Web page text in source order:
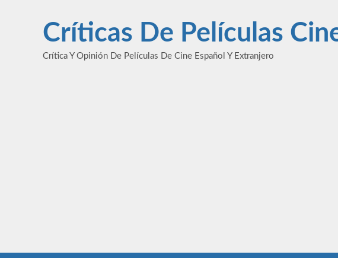
contenidoCríticas De Películas
Crítica Y Opinión De Películas De Cine Español Y Extranjero